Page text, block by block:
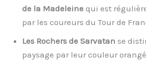
de la Madeleine qui est
par les coureurs du Tour de
Les Rochers de Sarvatan se
paysage par leur couleur